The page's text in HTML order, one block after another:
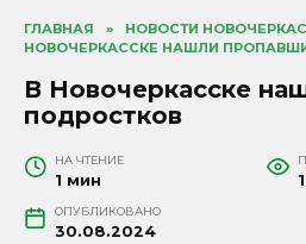
ГЛАВНАЯ » НОВОСТИ
НОВОЧЕРКАССКЕ НАШЛИ
В Новочеркасске
подростков
НА ЧТЕНИЕ
1 мин
ОПУБЛИКОВАНО
30.08.2024